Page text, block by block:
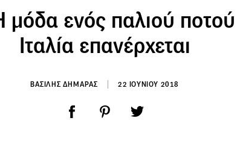
Ειδήσεις
ενός παλιού
Ιταλία επανέρχεται
ΒΑΣΙΛΗΣ ΔΗΜΑΡΑΣ 22 ΙΟΥΝΙΟΥ 2018